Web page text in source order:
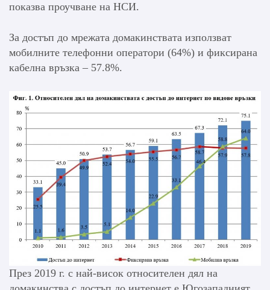
показва проучване на НСИ.
За достъп до мрежата домакинствата използват
мобилните телефонни оператори (64%) и фиксирана
кабелна връзка – 57.8%.
През 2019 г. с най-висок относителен дял на